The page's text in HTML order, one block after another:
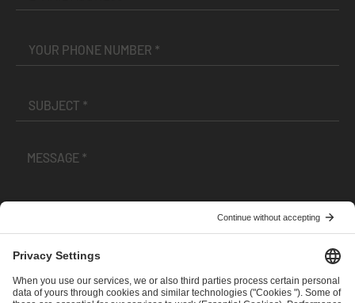
andPrivacy Policy